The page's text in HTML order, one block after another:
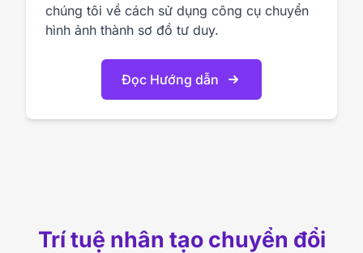
chúng tôi về cách sử dụng công cụ chuyển
hình ảnh thành sơ đồ tư duy.
Đọc Hướng dẫn
Trí tuệ nhân tạo chuyển đổi